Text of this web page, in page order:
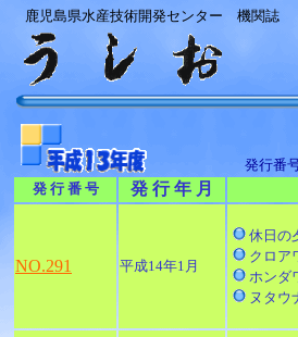
発 行 番 号 発 行 年 月
NO.291 平成14年1月
休日の
クロア
ホンダ
ヌタウ
鹿児島県水産技術開発センター 機関誌
発行番